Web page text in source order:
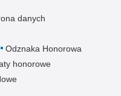
danych
Odznaka Honorowa
honorowe